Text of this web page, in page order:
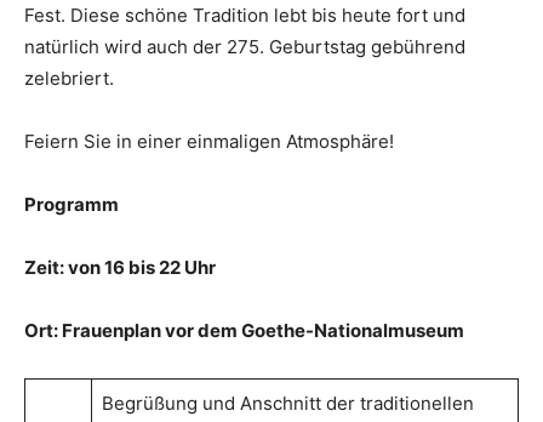
Fest. Diese schöne Tradition lebt bis heute fort und
natürlich wird auch der 275. Geburtstag gebührend
zelebriert.
Feiern Sie in einer einmaligen Atmosphäre!
Programm
Zeit: von 16 bis 22 Uhr
Ort: Frauenplan vor dem Goethe-Nationalmuseum
Begrüßung und Anschnitt der traditionellen